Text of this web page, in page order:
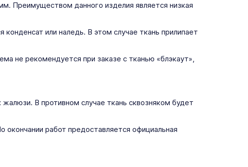
Преимуществом данного изделия является низкая
или наледь. В этом случае ткань прилипает
не рекомендуется при заказе с тканью «блэкаут»,
В противном случае ткань сквозняком будет
работ предоставляется официальная